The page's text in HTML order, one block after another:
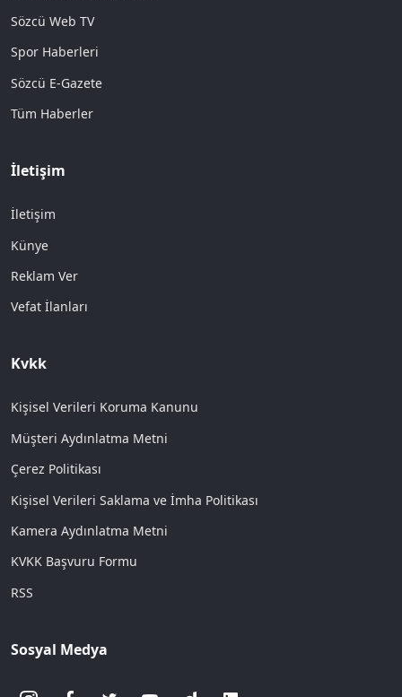
Sözcü Web TV
Spor Haberleri
Sözcü E-Gazete
Tüm Haberler
İletişim
İletişim
Künye
Reklam Ver
Vefat İlanları
Kvkk
Kişisel Verileri Koruma Kanunu
Müşteri Aydınlatma Metni
Çerez Politikası
Kişisel Verileri Saklama ve İmha Politikası
Kamera Aydınlatma Metni
KVKK Başvuru Formu
RSS
Sosyal Medya